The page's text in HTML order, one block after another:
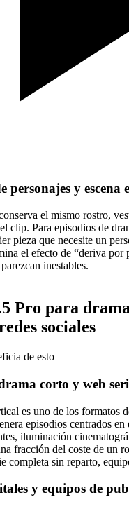
personajes y escena
el mismo rostro,
clip. Para episodios de
pieza que necesite un
el efecto de “deriva por
inestables.
Pro para
sociales
de esto
corto y web
es uno de los formatos
episodios centrados en
iluminación
fracción del coste de un
completa sin reparto,
y equipos de